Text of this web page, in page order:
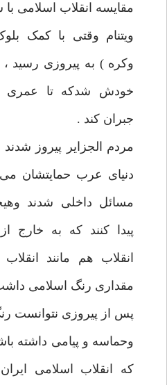
مقایسه انقلاب اسلامی با
ویتنام وقتی با کمک
وکره ) به پیروزی رسید
خودش شدکه تا عمری
جبران کند .
مردم الجزایر پیروز
دنیای عرب حمایتشان
مسائل داخلی شدند
پیدا کنند که به خارج
انقلاب هم مانند
مقداری رنگ اسلامی
پس از پیروزی نتوانست
وحماسه و پیامی داشته
که انقلاب اسلامی